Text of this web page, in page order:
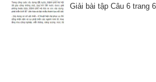
Giải bài tập Câu 6 trang